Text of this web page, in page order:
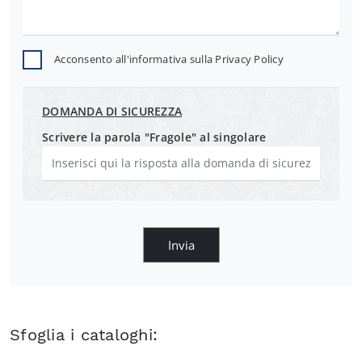
Acconsento all'informativa sulla Privacy Policy
DOMANDA DI SICUREZZA
Scrivere la parola "Fragole" al singolare
Invia
Sfoglia i cataloghi: